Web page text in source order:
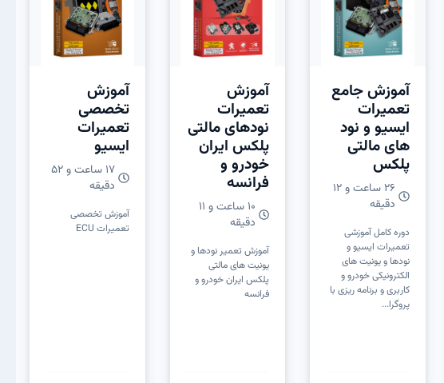
آموزش جامع
تعمیرات
ایسیو و نود
های مالتی
پلکس
۲۶ ساعت و ۱۲
دقیقه
دوره کامل آموزشی
تعمیرات ایسیو و
نودها و یونیت های
الکترونیکی خودرو و
کاربری و برنامه ریزی با
پروگرا...
آموزش
تعمیرات
نودهای مالتی
پلکس ایران
خودرو و‌
فرانسه
10 ساعت و 11
دقیقه
آموزش تعمیر نودها و
یونیت های مالتی
پلکس ایران خودرو و‌
فرانسه
آموزش
تخصصی
تعمیرات
ایسیو
17 ساعت و 52
دقیقه
آموزش تخصصی
تعمیرات ECU